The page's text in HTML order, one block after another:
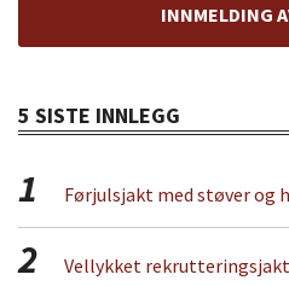
INNMELDING
5 SISTE INNLEGG
1 Førjulsjakt med støver og
2 Vellykket rekrutteringsjakt